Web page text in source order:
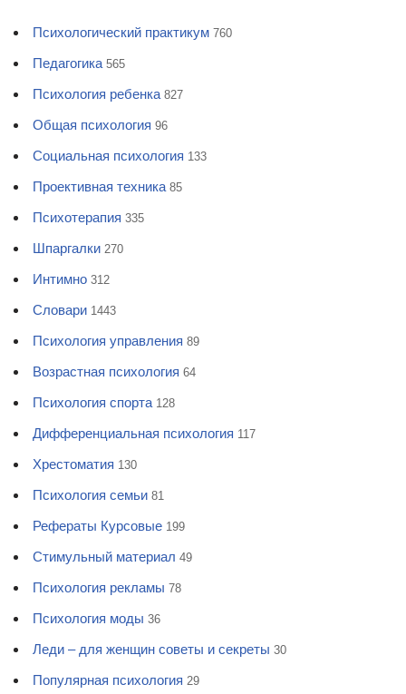
Психологический практикум 760
Педагогика 565
Психология ребенка 827
Общая психология 96
Социальная психология 133
Проективная техника 85
Психотерапия 335
Шпаргалки 270
Интимно 312
Словари 1443
Психология управления 89
Возрастная психология 64
Психология спорта 128
Дифференциальная психология 117
Хрестоматия 130
Психология семьи 81
Рефераты Курсовые 199
Стимульный материал 49
Психология рекламы 78
Психология моды 36
Леди – для женщин советы и секреты 30
Популярная психология 29